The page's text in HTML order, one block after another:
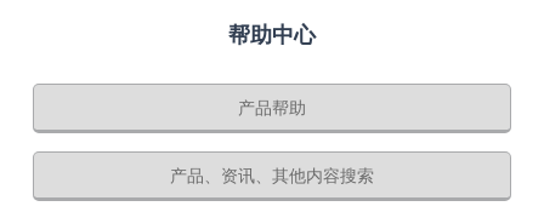
帮助中心
产品帮助
产品、资讯、其他内容搜索